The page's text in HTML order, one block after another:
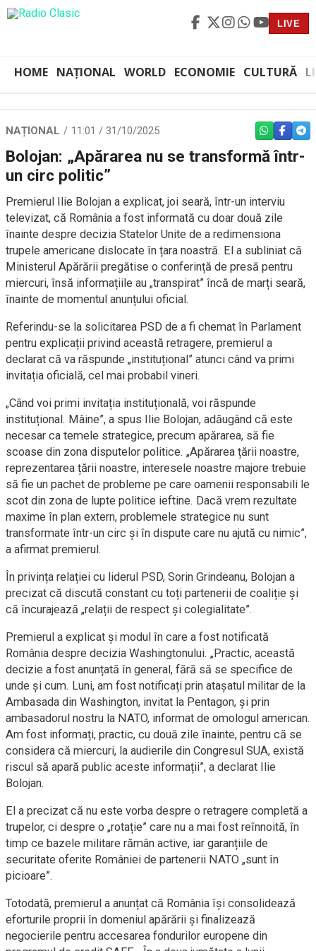
LIVE
HOME NAȚIONAL WORLD ECONOMIE CULTURĂ
NAȚIONAL 11:01 / 31/10/2025 WHATSAPP
Bolojan: „Apărarea nu se transformă într-
un circ politic”
Premierul Ilie Bolojan a explicat, joi seară, într-un interviu
televizat, că România a fost informată cu doar două zile
înainte despre decizia Statelor Unite de a redimensiona
trupele americane dislocate în țara noastră. El a subliniat că
Ministerul Apărării pregătise o conferință de presă pentru
miercuri, însă informațiile au „transpirat” încă de marți seară,
înainte de momentul anunțului oficial.
Referindu-se la solicitarea PSD de a fi chemat în Parlament
pentru explicații privind această retragere, premierul a
declarat că va răspunde „instituțional” atunci când va primi
invitația oficială, cel mai probabil vineri.
„Când voi primi invitația instituțională, voi răspunde
instituțional. Mâine”, a spus Ilie Bolojan, adăugând că este
necesar ca temele strategice, precum apărarea, să fie
scoase din zona disputelor politice. „Apărarea țării noastre,
reprezentarea țării noastre, interesele noastre majore trebuie
să fie un pachet de probleme pe care oamenii responsabili le
scot din zona de lupte politice ieftine. Dacă vrem rezultate
maxime în plan extern, problemele strategice nu sunt
transformate într-un circ și în dispute care nu ajută cu nimic”,
a afirmat premierul.
În privința relației cu liderul PSD, Sorin Grindeanu, Bolojan a
precizat că discută constant cu toți partenerii de coaliție și
că încurajează „relații de respect și colegialitate”.
Premierul a explicat și modul în care a fost notificată
România despre decizia Washingtonului. „Practic, această
decizie a fost anunțată în general, fără să se specifice de
unde și cum. Luni, am fost notificați prin atașatul militar de la
Ambasada din Washington, invitat la Pentagon, și prin
ambasadorul nostru la NATO, informat de omologul american.
Am fost informați, practic, cu două zile înainte, pentru că se
considera că miercuri, la audierile din Congresul SUA, există
riscul să apară public aceste informații”, a declarat Ilie
Bolojan.
El a precizat că nu este vorba despre o retragere completă a
trupelor, ci despre o „rotație” care nu a mai fost reînnoită, în
timp ce bazele militare rămân active, iar garanțiile de
securitate oferite României de partenerii NATO „sunt în
picioare”.
Totodată, premierul a anunțat că România își consolidează
eforturile proprii în domeniul apărării și finalizează
negocierile pentru accesarea fondurilor europene din